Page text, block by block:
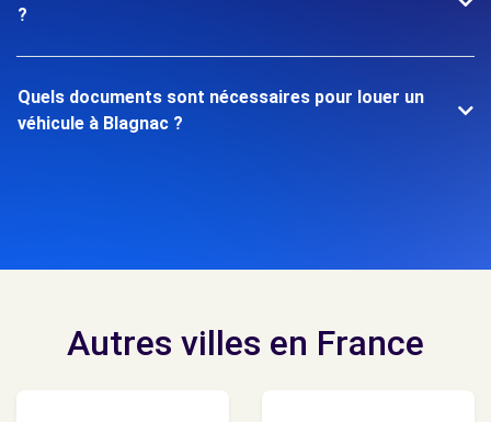
?
Quels documents sont nécessaires pour louer un
véhicule à Blagnac ?
Autres villes en France